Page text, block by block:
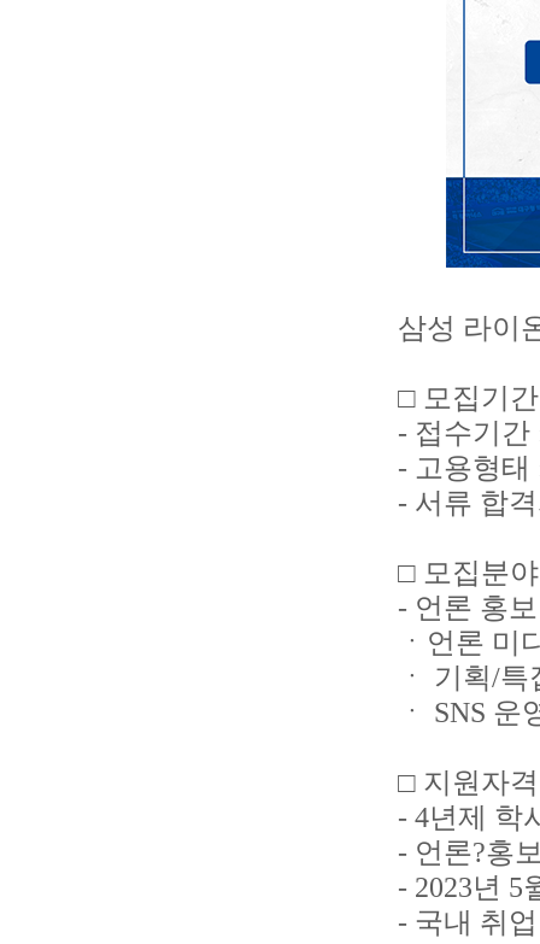
삼성 라이
□ 모집기간
- 접수기간
- 고용형
- 서류 합
□ 모집분
- 언론 홍
ㆍ언론 미
ㆍ 기획/
ㆍ SNS
□ 지원자격
- 4년제 학
- 언론?홍
- 2023년 5
- 국내 취